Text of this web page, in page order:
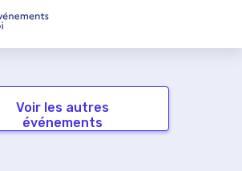
Voir les autres
événements